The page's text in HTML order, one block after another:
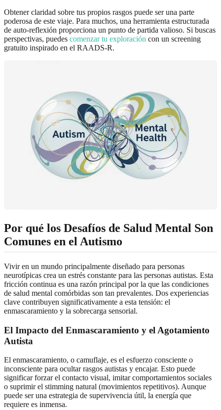
Obtener claridad sobre tus propios rasgos puede ser una parte
poderosa de este viaje. Para muchos, una herramienta estructurada
de auto-reflexión proporciona un punto de partida valioso. Si buscas
perspectivas, puedes comenzar tu exploración con un screening
gratuito inspirado en el RAADS-R.
Por qué los Desafíos de Salud Mental Son
Comunes en el Autismo
Vivir en un mundo principalmente diseñado para personas
neurotípicas crea un estrés constante para las personas autistas. Esta
fricción continua es una razón principal por la que las condiciones
de salud mental comórbidas son tan prevalentes. Dos experiencias
clave contribuyen significativamente a esta tensión: el
enmascaramiento y la sobrecarga sensorial.
El Impacto del Enmascaramiento y el Agotamiento
Autista
El enmascaramiento, o camuflaje, es el esfuerzo consciente o
inconsciente para ocultar rasgos autistas y encajar. Esto puede
significar forzar el contacto visual, imitar comportamientos sociales
o suprimir el stimming natural (movimientos repetitivos). Aunque
puede ser una estrategia de supervivencia útil, la energía que
requiere es inmensa.